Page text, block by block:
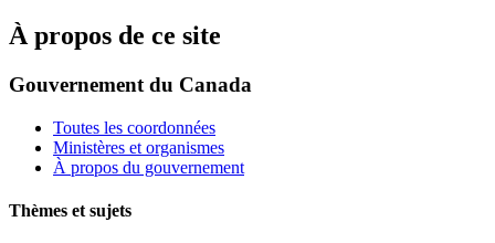
À propos de ce site
Gouvernement du Canada
Toutes les coordonnées
Ministères et organismes
À propos du gouvernement
Thèmes et sujets